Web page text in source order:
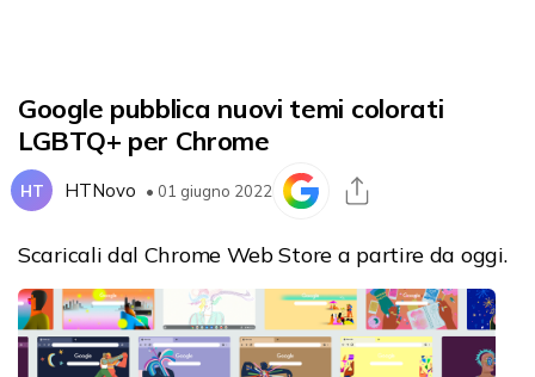
Google pubblica nuovi temi colorati
LGBTQ+ per Chrome
HT HTNovo • 01 giugno 2022
Scaricali dal Chrome Web Store a partire da oggi.